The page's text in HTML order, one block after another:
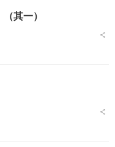
其一）